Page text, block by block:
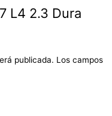
L4 2.3 Dura
publicada. Los campos